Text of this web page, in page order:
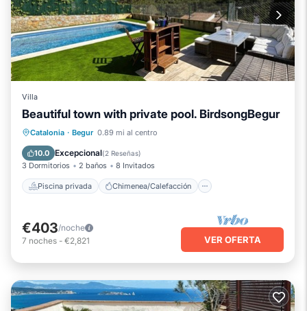
Villa
Beautiful town with private pool. BirdsongBegur
Catalonia · Begur 0.89 mi al centro
10.0 Excepcional(2 Reseñas)
3 Dormitorios 2 baños 8 Invitados
Piscina privada Chimenea/Calefacción
Piscina privada
Chimenea/Calefacción
Piscina
Vista al mar
€403/noche
7 noches - €2,821 VER OFERTA